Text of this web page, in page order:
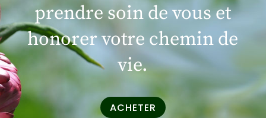
prendre soin de vous et
honorer votre chemin de
vie.
ACHETER